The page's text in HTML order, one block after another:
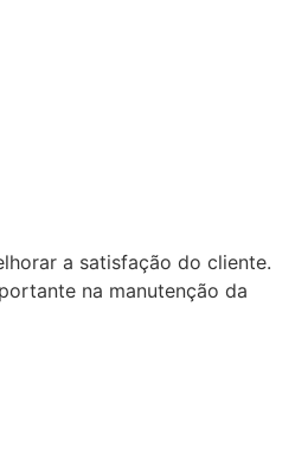
a satisfação do cliente.
na manutenção da